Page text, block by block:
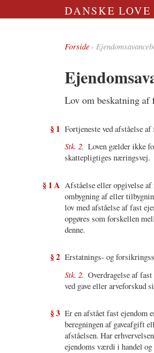
DANSKE LOVE
Forside›
Lov om beskatning af
§ 1 Fortjeneste ved afståelse
Stk. 2. Loven gælder ikke
skattepligtiges næringsvej.
§ 1 A Afståelse eller opgivelse
ombygning af eller
lov med afståelse af fast
opgøres som forskellen
denne.
§ 2 Erstatnings- og
Stk. 2. Overdragelse af
ved gave eller arveforskud
§ 3 Er en afstået fast ejendom
beregningen af gaveafgift
afståelsen. Har
ejendoms værdi i handel og